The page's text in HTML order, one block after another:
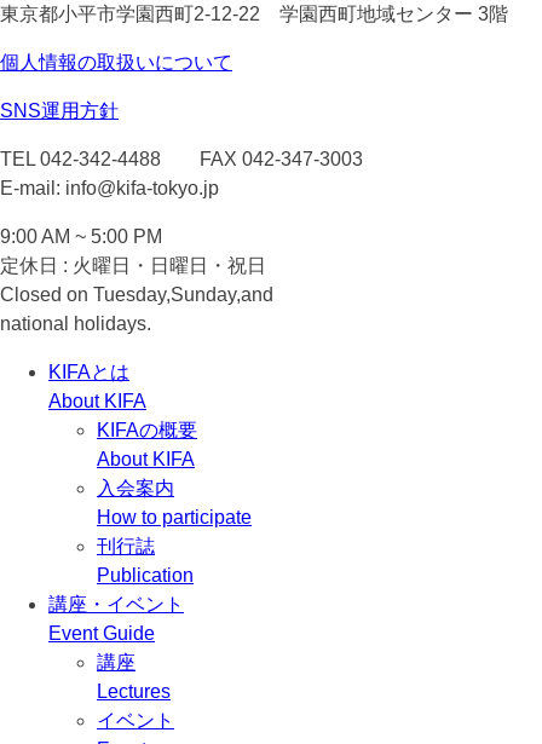
東京都小平市学園西町2-12-22 学園西町地域センター 3階
個人情報の取扱いについて
SNS運用方針
TEL 042-342-4488 FAX 042-347-3003
E-mail: info@kifa-tokyo.jp
9:00 AM ~ 5:00 PM
定休日 : 火曜日・日曜日・祝日
Closed on Tuesday,Sunday,and
national holidays.
KIFAとは
About KIFA
KIFAの概要
About KIFA
入会案内
How to participate
刊行誌
Publication
講座・イベント
Event Guide
講座
Lectures
イベント